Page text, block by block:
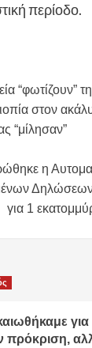
περίοδο.
“φωτίζουν”
στον
“μίλησαν”
η
για 1
πρόκριση,